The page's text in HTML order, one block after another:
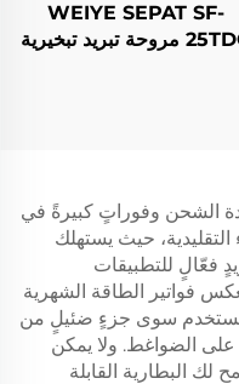
WEIYE SEPAT SF-
25TDC مروحة تبريد تبخيرية
مكيف هواء للخارج
الشحن وفوراتٍ كبيرةً في
التقليدية، حيث يستهلك
فعّالٍ للتطبيقات
فواتير الطاقة الشهرية
لا يستخدم سوى جزءٍ ضئيلٍ من
على الضواغط. ولا يمكن
لك البطارية القابلة